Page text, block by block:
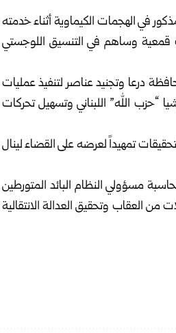
في الهجمات الكيماوية أثناء خدمته
وساهم في التنسيق اللوجستي
درعا وتجنيد عناصر لتنفيذ عمليات
“حزب الله” اللبناني وتسهيل تحركات
تمهيداً لعرضه على القضاء لينال
مسؤولي النظام البائد المتورطين
من العقاب وتحقيق العدالة الانتقالية